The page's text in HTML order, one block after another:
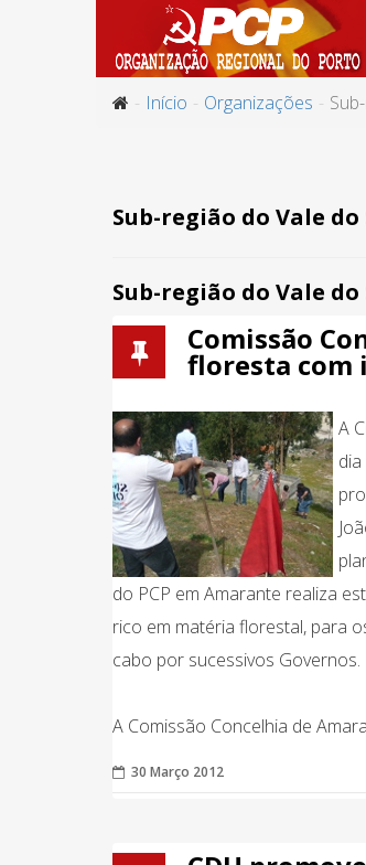
Início Organizações
Sub-região do Vale
Sub-região do Vale
Comissão
floresta com
A
do PCP em Amarante realiza
rico em matéria florestal, para
cabo por sucessivos Governos.
A Comissão Concelhia de
30 Março 2012